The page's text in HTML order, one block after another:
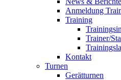
Anmeldung
Training
Trainer/
Kontakt
Turnen
Gerätturnen